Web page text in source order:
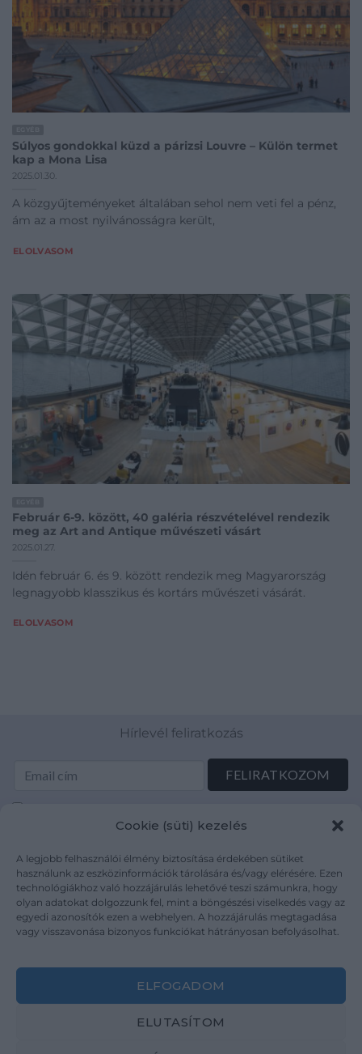
Cookie (süti) kezelés
A legjobb felhasználói élmény biztosítása érdekében sütiket
használunk az eszközinformációk tárolására és/vagy elérésére. Ezen
technológiákhoz való hozzájárulás lehetővé teszi számunkra, hogy
olyan adatokat dolgozzunk fel, mint a böngészési viselkedés vagy az
egyedi azonosítók ezen a webhelyen. A hozzájárulás megtagadása
vagy visszavonása bizonyos funkciókat hátrányosan befolyásolhat.
ELFOGADOM
ELUTASÍTOM
Súlyos gondokkal küzd a párizsi Louvre – Külön termet
kap a Mona Lisa
2025.01.30.
A közgyűjteményeket általában sehol nem veti fel a pénz,
ám az a most nyilvánosságra került,
ELOLVASOM
Február 6-9. között, 40 galéria részvételével rendezik
meg az Art and Antique művészeti vásárt
2025.01.27.
Idén február 6. és 9. között rendezik meg Magyarország
legnagyobb klasszikus és kortárs művészeti vásárát.
ELOLVASOM
Hírlevél feliratkozás
mutargy.com/adatkezelesi-tajekoztato/
Rólunk
Médiaajánlat
Karrier
Kapcsolat
Áraink
ÁSZF
Adatvédelem
Impresszum
Kövesse a műtárgy.com-ot